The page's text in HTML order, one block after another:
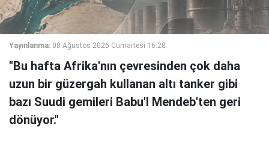
Yayınlanma: 08 Ağustos 2026 Cumartesi 16:28
"Bu hafta Afrika'nın çevresinden çok daha
uzun bir güzergah kullanan altı tanker gibi
bazı Suudi gemileri Babu'l Mendeb'ten geri
dönüyor."